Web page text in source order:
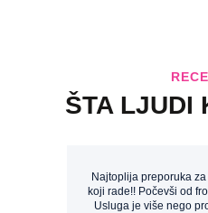
Najtoplija preporuka
koji rade!! Počevši od
Usluga je više nego
ŠTA LJUDI